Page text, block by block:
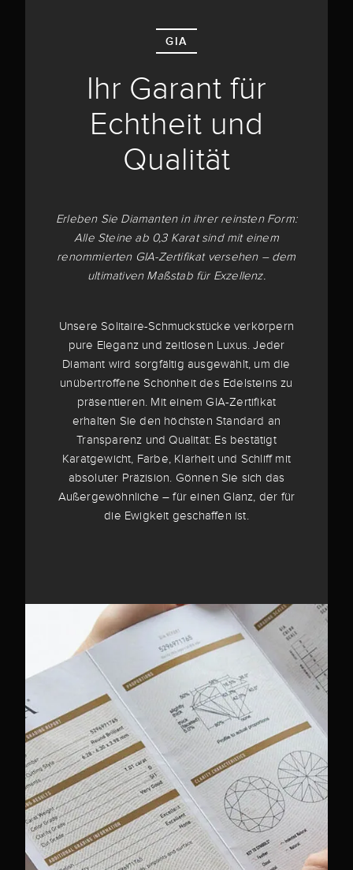
GIA
Ihr Garant für
Echtheit und
Qualität
Erleben Sie Diamanten in ihrer reinsten Form:
Alle Steine ab 0,3 Karat sind mit einem
renommierten GIA-Zertifikat versehen – dem
ultimativen Maßstab für Exzellenz.
Unsere Solitaire-Schmuckstücke verkörpern
pure Eleganz und zeitlosen Luxus. Jeder
Diamant wird sorgfältig ausgewählt, um die
unübertroffene Schönheit des Edelsteins zu
präsentieren. Mit einem GIA-Zertifikat
erhalten Sie den höchsten Standard an
Transparenz und Qualität: Es bestätigt
Karatgewicht, Farbe, Klarheit und Schliff mit
absoluter Präzision. Gönnen Sie sich das
Außergewöhnliche – für einen Glanz, der für
die Ewigkeit geschaffen ist.